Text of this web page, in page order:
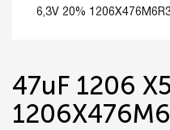
6,3V 20%
47uF 1206